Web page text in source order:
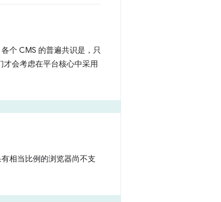
个 CMS 的普遍共识是，只
会考虑在平台核心中采用
相当比例的浏览器尚不支